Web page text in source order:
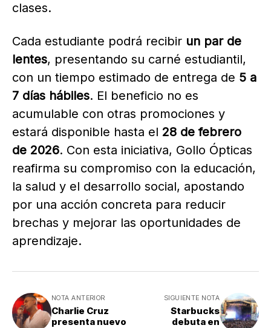
clases.
Cada estudiante podrá recibir un par de
lentes, presentando su carné estudiantil,
con un tiempo estimado de entrega de 5 a
7 días hábiles. El beneficio no es
acumulable con otras promociones y
estará disponible hasta el 28 de febrero
de 2026. Con esta iniciativa, Gollo Ópticas
reafirma su compromiso con la educación,
la salud y el desarrollo social, apostando
por una acción concreta para reducir
brechas y mejorar las oportunidades de
aprendizaje.
NOTA ANTERIOR
Charlie Cruz
presenta nuevo
SIGUIENTE NOTA
Starbucks
debuta en